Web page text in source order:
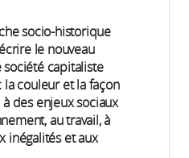
socio-historique
le nouveau
société capitaliste
la couleur et la façon
des enjeux sociaux
au travail, à
inégalités et aux